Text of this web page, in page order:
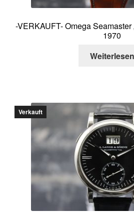
-VERKAUFT- Omega Seamaster
1970
Weiterlesen
Verkauft